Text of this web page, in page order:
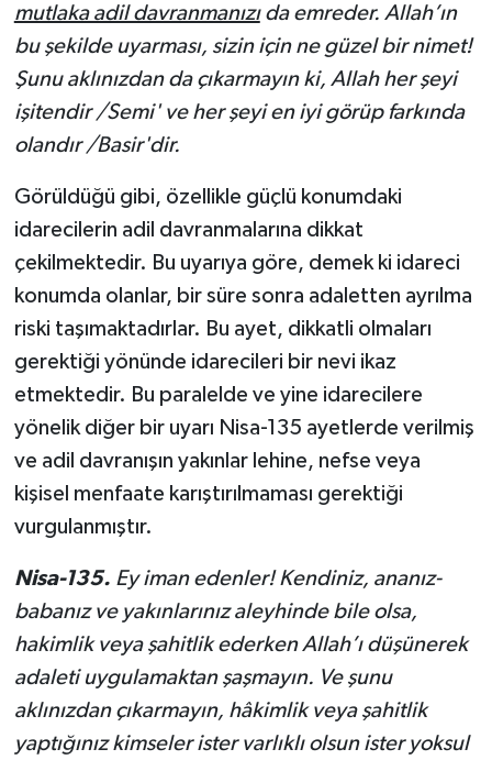
mutlaka adil davranmanızıda emreder. Allah’ın
bu şekilde uyarması, sizin için ne güzel bir nimet!
Şunu aklınızdan da çıkarmayın ki, Allah her şeyi
işitendir /Semi' ve her şeyi en iyi görüp farkında
olandır /Basir'dir.
Görüldüğü gibi, özellikle güçlü konumdaki
idarecilerin adil davranmalarına dikkat
çekilmektedir. Bu uyarıya göre, demek ki idareci
konumda olanlar, bir süre sonra adaletten ayrılma
riski taşımaktadırlar. Bu ayet, dikkatli olmaları
gerektiği yönünde idarecileri bir nevi ikaz
etmektedir. Bu paralelde ve yine idarecilere
yönelik diğer bir uyarı Nisa-135 ayetlerde verilmiş
ve adil davranışın yakınlar lehine, nefse veya
kişisel menfaate karıştırılmaması gerektiği
vurgulanmıştır.
Nisa-135. Ey iman edenler! Kendiniz, ananız-
babanız ve yakınlarınız aleyhinde bile olsa,
hakimlik veya şahitlik ederken Allah’ı düşünerek
adaleti uygulamaktan şaşmayın. Ve şunu
aklınızdan çıkarmayın, hâkimlik veya şahitlik
yaptığınız kimseler ister varlıklı olsun ister yoksul